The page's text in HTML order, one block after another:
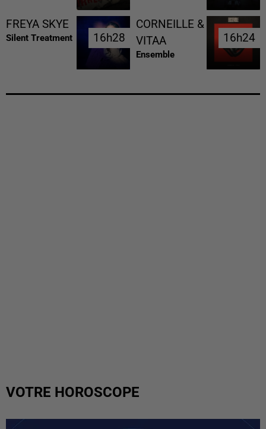
FREYA SKYE
Silent Treatment 16h28
16h28
CORNEILLE &
VITAA
Ensemble
16h24
16h24
VOTRE HOROSCOPE